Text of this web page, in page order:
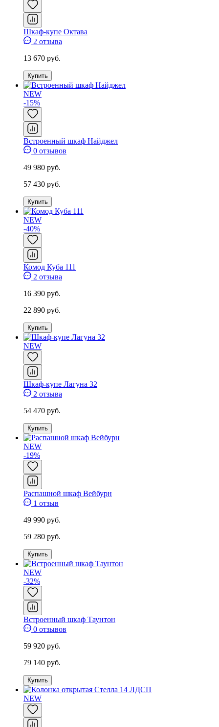
Шкаф-купе Октава
2 отзыва
13 670 руб.
Купить
NEW
-15%
Встроенный шкаф Найджел
0 отзывов
49 980 руб.
57 430 руб.
Купить
NEW
-40%
Комод Куба 111
2 отзыва
16 390 руб.
22 890 руб.
Купить
NEW
Шкаф-купе Лагуна 32
2 отзыва
54 470 руб.
Купить
NEW
-19%
Распашной шкаф Вейбурн
1 отзыв
49 990 руб.
59 280 руб.
Купить
NEW
-32%
Встроенный шкаф Таунтон
0 отзывов
59 920 руб.
79 140 руб.
Купить
NEW